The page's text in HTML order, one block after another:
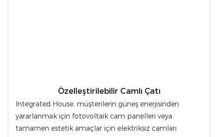
Özelleştirilebilir Camlı Çatı
Integrated House, müşterilerin güneş enerjisinden
yararlanmak için fotovoltaik cam panelleri veya
tamamen estetik amaçlar için elektriksiz camları